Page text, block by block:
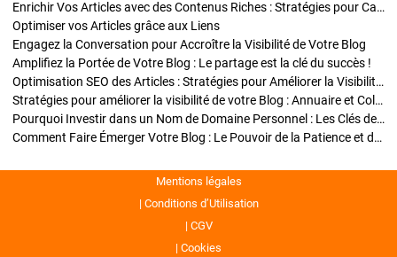
Enrichir Vos Articles avec des Contenus Riches : Stratégies pour Captiver et Optimiser
Optimiser vos Articles grâce aux Liens
Engagez la Conversation pour Accroître la Visibilité de Votre Blog
Amplifiez la Portée de Votre Blog : Le partage est la clé du succès !
Optimisation SEO des Articles : Stratégies pour Améliorer la Visibilité de Votre Blog
Stratégies pour améliorer la visibilité de votre Blog : Annuaire et Collaborations
Pourquoi Investir dans un Nom de Domaine Personnel : Les Clés de la Réussite de Votre Blog
Comment Faire Émerger Votre Blog : Le Pouvoir de la Patience et de la Persévérance
Mentions légales
Conditions d’Utilisation
CGV
Cookies